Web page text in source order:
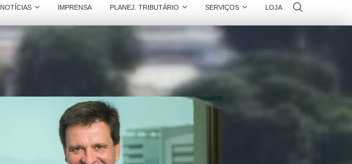
NOTÍCIAS IMPRENSA PLANEJ. TRIBUTÁRIO SERVIÇOS LOJA